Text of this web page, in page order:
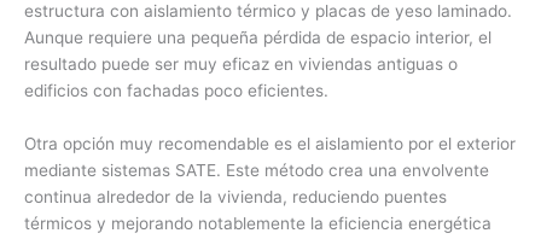
estructura con aislamiento térmico y placas de yeso laminado.
Aunque requiere una pequeña pérdida de espacio interior, el
resultado puede ser muy eficaz en viviendas antiguas o
edificios con fachadas poco eficientes.
Otra opción muy recomendable es el aislamiento por el exterior
mediante sistemas SATE. Este método crea una envolvente
continua alrededor de la vivienda, reduciendo puentes
térmicos y mejorando notablemente la eficiencia energética